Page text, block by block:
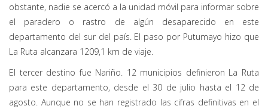
obstante, nadie se acercó a la unidad móvil para informar sobre
el paradero o rastro de algún desaparecido en este
departamento del sur del país. El paso por Putumayo hizo que
La Ruta alcanzara 1209,1 km de viaje.
El tercer destino fue Nariño. 12 municipios definieron La Ruta
para este departamento, desde el 30 de julio hasta el 12 de
agosto. Aunque no se han registrado las cifras definitivas en el